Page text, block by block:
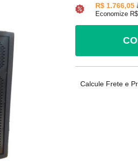
R$ 1.766,05
Economize
Calcule Frete e